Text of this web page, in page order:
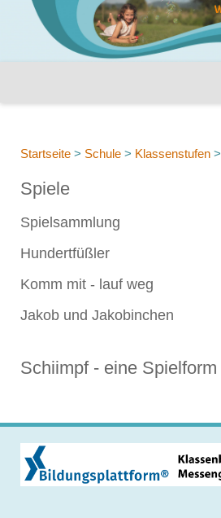
Startseite > Schule > Klassenstufen >
Spiele
Spielsammlung
Hundertfüßler
Komm mit - lauf weg
Jakob und Jakobinchen
Schiimpf - eine Spielform